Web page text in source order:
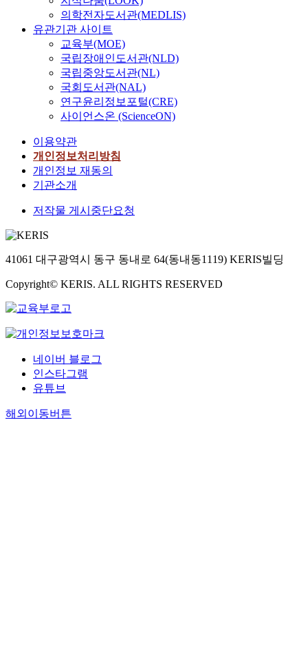
의학전자도서관(MEDLIS)
유관기관 사이트
교육부(MOE)
국립장애인도서관(NLD)
국립중앙도서관(NL)
국회도서관(NAL)
연구윤리정보포털(CRE)
사이언스온 (ScienceON)
이용약관
개인정보처리방침
개인정보 재동의
기관소개
저작물 게시중단요청
41061 대구광역시 동구 동내로 64(동내동1119) KERIS빌딩
Copyright© KERIS. ALL RIGHTS RESERVED
네이버 블로그
인스타그램
유튜브
해외이동버튼